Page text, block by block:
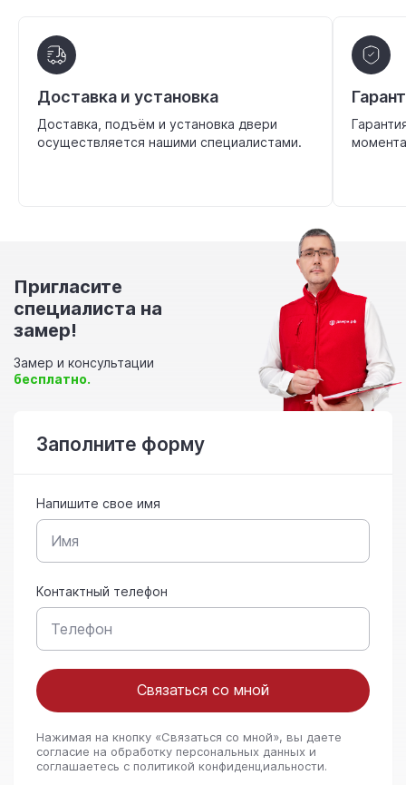
Доставка и установка
Доставка, подъём и установка двери
осуществляется нашими специалистами.
Пригласите
специалиста на
замер!
Замер и консультации
бесплатно.
Заполните форму
Напишите свое имя
Контактный телефон
Связаться со мной
Нажимая на кнопку «Связаться со мной», вы даете
согласие на обработку персональных данных и
соглашаетесь c политикой конфиденциальности.